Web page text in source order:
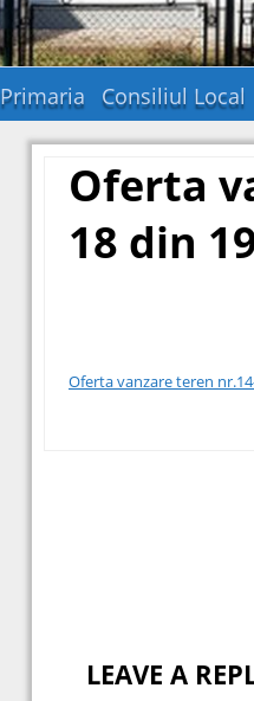
Primaria Consiliul Local
Oferta
18 din
Oferta vanzare teren
LEAVE A